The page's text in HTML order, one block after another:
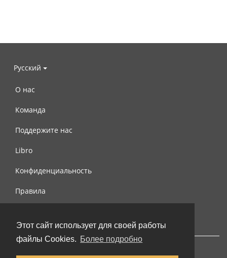
Этот сайт использует для своей работы
файлы Cookies. Более подробно
Русский
О нас
Команда
Поддержите нас
Libro
Конфиденциальность
Правила